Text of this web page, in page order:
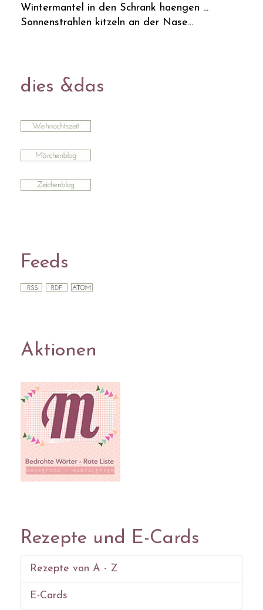
Wintermantel in den Schrank haengen ...
Sonnenstrahlen kitzeln an der Nase...
dies &das
Feeds
Aktionen
Rezepte und E-Cards
Rezepte von A - Z
E-Cards